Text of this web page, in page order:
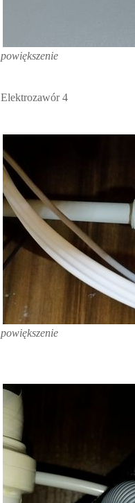
powiększenie
Elektrozawór 4
powiększenie